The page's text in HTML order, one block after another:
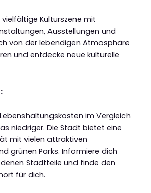
Kulturszene mit
Ausstellungen und
von der lebendigen Atmosphäre
und entdecke neue kulturelle
im Vergleich
niedriger. Die Stadt bietet eine
mit vielen attraktiven
grünen Parks. Informiere dich
Stadtteile und finde den
für dich.